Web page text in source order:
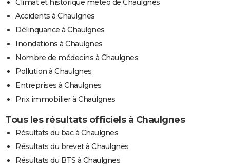
Climat et historique météo de Chaulgnes
Accidents à Chaulgnes
Délinquance à Chaulgnes
Inondations à Chaulgnes
Nombre de médecins à Chaulgnes
Pollution à Chaulgnes
Entreprises à Chaulgnes
Prix immobilier à Chaulgnes
Tous les résultats officiels à Chaulgnes
Résultats du bac à Chaulgnes
Résultats du brevet à Chaulgnes
Résultats du BTS à Chaulgnes